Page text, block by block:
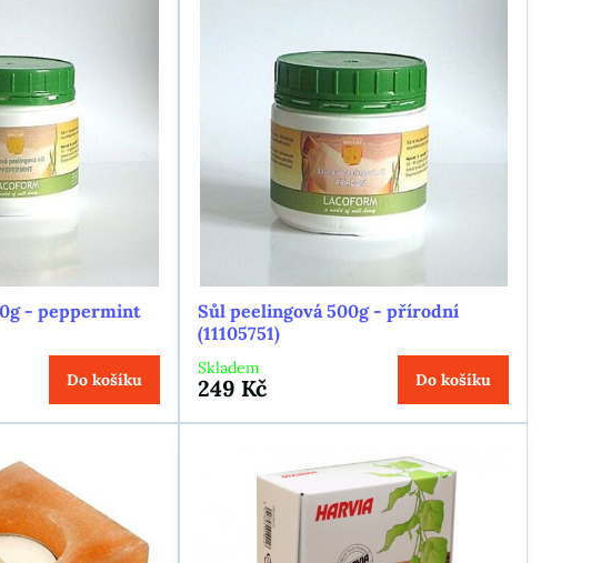
- peppermint
Do košíku
Sůl peelingová 500g - přírodní
(11105751)
Skladem
249 Kč Do košíku